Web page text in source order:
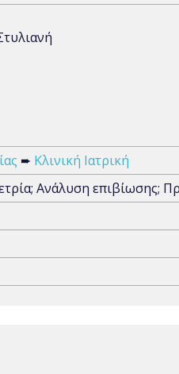
➨ Κλινική Ιατρική
Ανάλυση επιβίωσης;